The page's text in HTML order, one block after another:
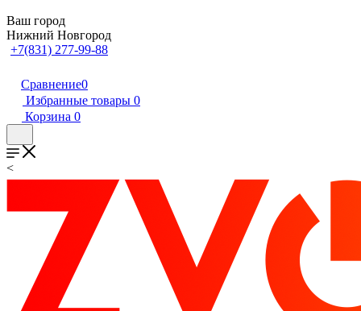
Ваш город
Нижний Новгород
+7(831) 277-99-88
Сравнение0
Избранные товары 0
Корзина 0
<